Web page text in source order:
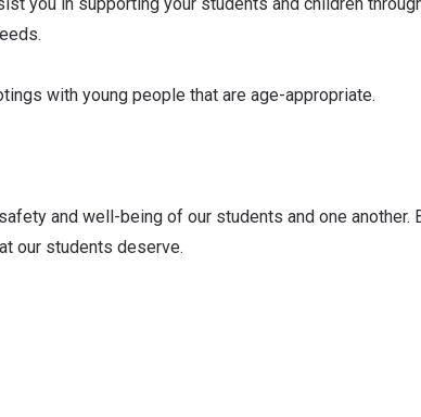
with young people that are age-appropriate.
and well-being of our students and one
our students deserve.